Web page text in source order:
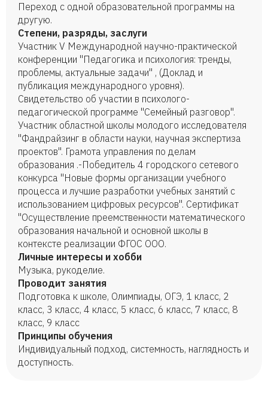
Переход с одной образовательной программы на
другую.
Степени, разряды, заслуги
Участник V Международной научно-практической
конференции "Педагогика и психология: тренды,
проблемы, актуальные задачи" , (Доклад и
публикация международного уровня).
Свидетельство об участии в психолого-
педагогической программе "Семейный разговор".
Участник областной школы молодого исследователя
"Фандрайзинг в области науки, научная экспертиза
проектов". Грамота управления по делам
образования .-Победитель 4 городского сетевого
конкурса "Новые формы организации учебного
процесса и лучшие разработки учебных занятий с
использованием цифровых ресурсов". Сертификат
"Осуществление преемственности математического
образования начальной и основной школы в
контексте реализации ФГОС ООО.
Личные интересы и хобби
Музыка, рукоделие.
Проводит занятия
Подготовка к школе, Олимпиады, ОГЭ, 1 класс, 2
класс, 3 класс, 4 класс, 5 класс, 6 класс, 7 класс, 8
класс, 9 класс
Принципы обучения
Индивидуальный подход, системность, наглядность и
доступность.